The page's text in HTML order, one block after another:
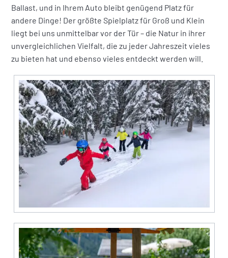
Ballast, und in Ihrem Auto bleibt genügend Platz für
andere Dinge! Der größte Spielplatz für Groß und Klein
liegt bei uns unmittelbar vor der Tür – die Natur in ihrer
unvergleichlichen Vielfalt, die zu jeder Jahreszeit vieles
zu bieten hat und ebenso vieles entdeckt werden will.